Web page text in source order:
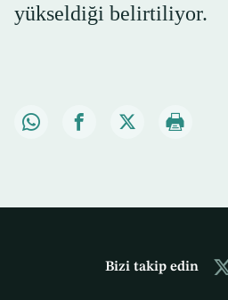
yükseldiği belirtiliyor.
Bizi takip edin